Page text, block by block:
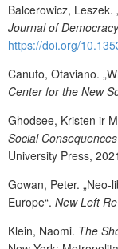
Balcerowicz, Leszek.
Journal of
https://doi.org/
Canuto, Otaviano.
Center for the New
Ghodsee, Kristen ir
Social
University Press,
Gowan, Peter.
Europe“. New Left
Klein, Naomi. The